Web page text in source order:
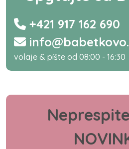
+421 917 162 690
volaje & píšte od 08:00 - 16:30